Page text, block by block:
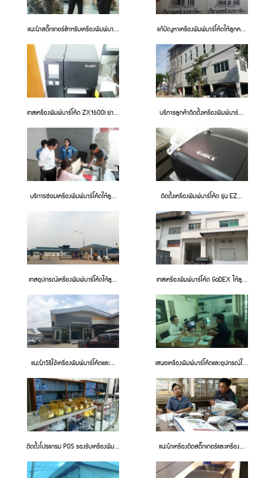
แนะนำสติ๊กเกอร์สำหรับเครื่องพิมพ์บา... แก้ปัญหาเครื่องพิมพ์บาร์โค้ดให้ลูกค...
เทสเครื่องพิมพ์บาร์โค้ด ZX1600i ย่า... บริการลูกค้าติดตั้งเครื่องพิมพ์บาร์...
บริการซ่อมเครื่องพิมพ์บาร์โค้ดให้ลู... ติดตั้งเครื่องพิมพ์บาร์โค้ด รุ่น EZ...
เทสอุปกรณ์เครื่องพิมพ์บาร์โค้ดให้ลู... เทสเครื่องพิมพ์บาร์โค้ด GoDEX ให้ลู...
แนะนำวิธีใช้เครื่องพิมพ์บาร์โค้ดและ... เสนอเครื่องพิมพ์บาร์โค้ดและอุปกรณ์ใ...
ติดตั้งโปรแกรม POS รองรับเครื่องพิม... แนะนำเครื่องติดสติ๊กเกอร์และเครื่อง...